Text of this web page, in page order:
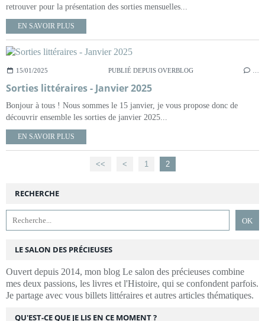
retrouver pour la présentation des sorties mensuelles...
EN SAVOIR PLUS
15/01/2025 PUBLIÉ DEPUIS OVERBLOG
Sorties littéraires - Janvier 2025
Bonjour à tous ! Nous sommes le 15 janvier, je vous propose donc de
découvrir ensemble les sorties de janvier 2025...
EN SAVOIR PLUS
<< < 1 2
RECHERCHE
LE SALON DES PRÉCIEUSES
Ouvert depuis 2014, mon blog Le salon des précieuses combine
mes deux passions, les livres et l'Histoire, qui se confondent parfois.
Je partage avec vous billets littéraires et autres articles thématiques.
QU'EST-CE QUE JE LIS EN CE MOMENT ?